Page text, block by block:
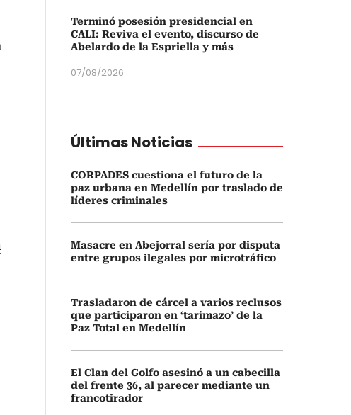
Terminó posesión presidencial en
CALI: Reviva el evento, discurso de
Abelardo de la Espriella y más
07/08/2026
Últimas Noticias
CORPADES cuestiona el futuro de la
paz urbana en Medellín por traslado de
líderes criminales
Masacre en Abejorral sería por disputa
entre grupos ilegales por microtráfico
Trasladaron de cárcel a varios reclusos
que participaron en ‘tarimazo’ de la
Paz Total en Medellín
El Clan del Golfo asesinó a un cabecilla
del frente 36, al parecer mediante un
francotirador